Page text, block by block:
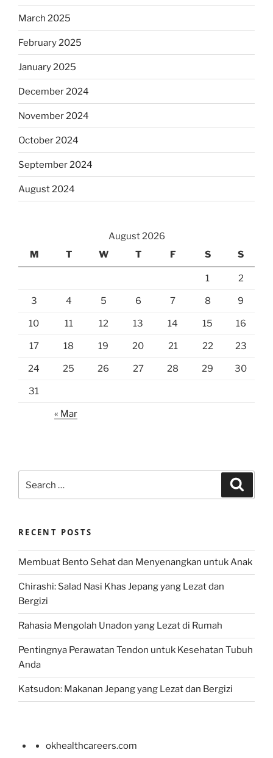
March 2025
February 2025
January 2025
December 2024
November 2024
October 2024
September 2024
August 2024
August 2026
M
T W T F S S
1 2
3 4 5 6 7 8 9
10 11 12 13 14 15 16
17 18 19 20 21 22 23
24 25 26 27 28 29 30
31
« Mar
for:
RECENT POSTS
Membuat Bento Sehat dan Menyenangkan untuk Anak
Chirashi: Salad Nasi Khas Jepang yang Lezat dan
Bergizi
Rahasia Mengolah Unadon yang Lezat di Rumah
Pentingnya Perawatan Tendon untuk Kesehatan Tubuh
Anda
Katsudon: Makanan Jepang yang Lezat dan Bergizi
okhealthcareers.com